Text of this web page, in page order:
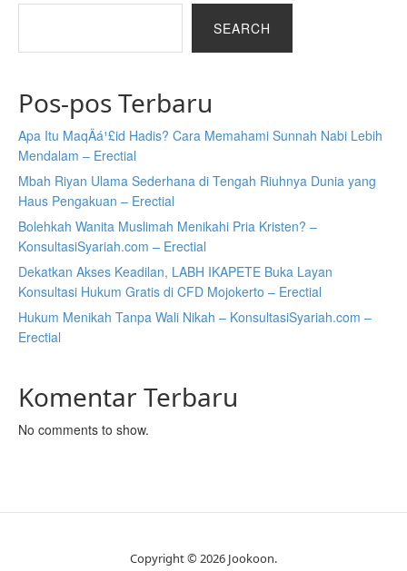
SEARCH
Pos-pos Terbaru
Apa Itu MaqÄá¹£id Hadis? Cara Memahami Sunnah Nabi Lebih
Mendalam – Erectial
Mbah Riyan Ulama Sederhana di Tengah Riuhnya Dunia yang
Haus Pengakuan – Erectial
Bolehkah Wanita Muslimah Menikahi Pria Kristen? –
KonsultasiSyariah.com – Erectial
Dekatkan Akses Keadilan, LABH IKAPETE Buka Layan
Konsultasi Hukum Gratis di CFD Mojokerto – Erectial
Hukum Menikah Tanpa Wali Nikah – KonsultasiSyariah.com –
Erectial
Komentar Terbaru
No comments to show.
Copyright © 2026 Jookoon.